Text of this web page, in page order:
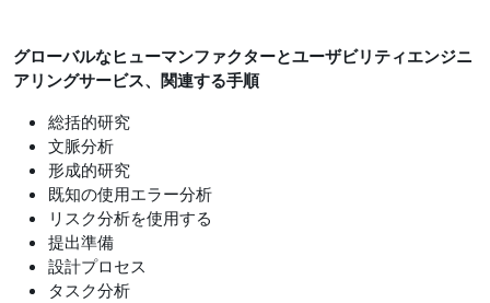
グローバルなヒューマンファクターとユーザビリティエンジニ
アリングサービス、関連する手順
総括的研究
文脈分析
形成的研究
既知の使用エラー分析
リスク分析を使用する
提出準備
設計プロセス
タスク分析